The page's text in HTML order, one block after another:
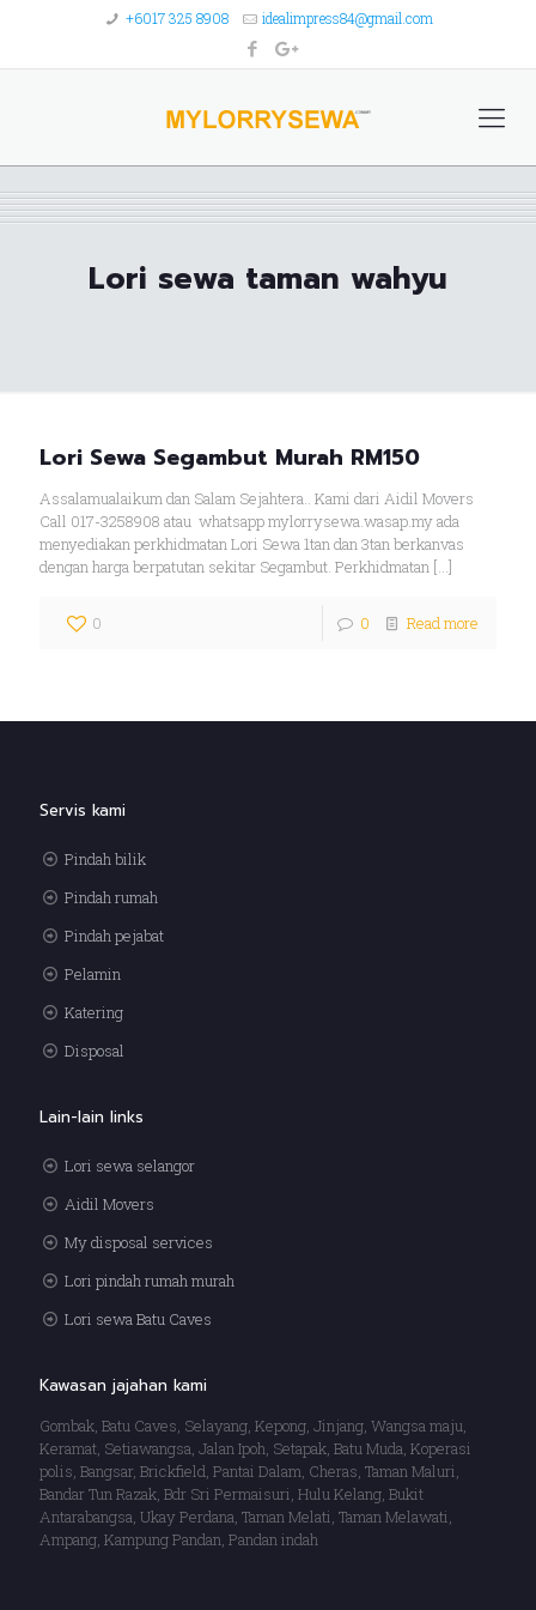
+6017 325 8908 idealimpress84@gmail.com
Lori sewa taman wahyu
Lori Sewa Segambut Murah RM150
Assalamualaikum dan Salam Sejahtera.. Kami dari Aidil Movers
Call 017-3258908 atau whatsapp mylorrysewa.wasap.my ada
menyediakan perkhidmatan Lori Sewa 1tan dan 3tan berkanvas
dengan harga berpatutan sekitar Segambut. Perkhidmatan […]
0 0 Read more
Servis kami
Pindah bilik
Pindah rumah
Pindah pejabat
Pelamin
Katering
Disposal
Lain-lain links
Lori sewa selangor
Aidil Movers
My disposal services
Lori pindah rumah murah
Lori sewa Batu Caves
Kawasan jajahan kami
Gombak, Batu Caves, Selayang, Kepong, Jinjang, Wangsa maju,
Keramat, Setiawangsa, Jalan Ipoh, Setapak, Batu Muda, Koperasi
polis, Bangsar, Brickfield, Pantai Dalam, Cheras, Taman Maluri,
Bandar Tun Razak, Bdr Sri Permaisuri, Hulu Kelang, Bukit
Antarabangsa, Ukay Perdana, Taman Melati, Taman Melawati,
Ampang, Kampung Pandan, Pandan indah